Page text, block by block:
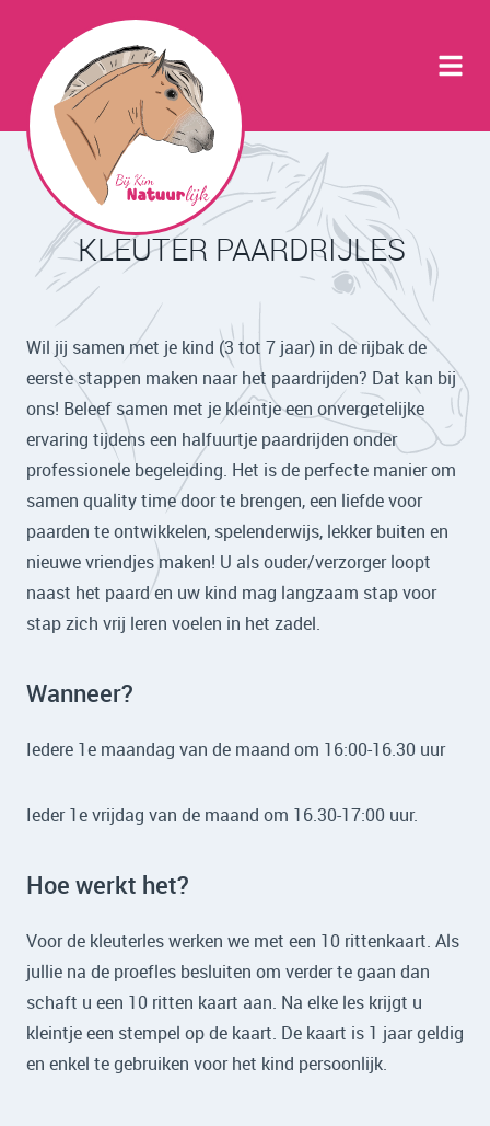
KLEUTER PAARDRIJLES
Wil jij samen met je kind (3 tot 7 jaar) in de rijbak de
eerste stappen maken naar het paardrijden? Dat kan bij
ons! Beleef samen met je kleintje een onvergetelijke
ervaring tijdens een halfuurtje paardrijden onder
professionele begeleiding. Het is de perfecte manier om
samen quality time door te brengen, een liefde voor
paarden te ontwikkelen, spelenderwijs, lekker buiten en
nieuwe vriendjes maken! U als ouder/verzorger loopt
naast het paard en uw kind mag langzaam stap voor
stap zich vrij leren voelen in het zadel.
Wanneer?
Iedere 1e maandag van de maand om 16:00-16.30 uur
Ieder 1e vrijdag van de maand om 16.30-17:00 uur.
Hoe werkt het?
Voor de kleuterles werken we met een 10 rittenkaart. Als
jullie na de proefles besluiten om verder te gaan dan
schaft u een 10 ritten kaart aan. Na elke les krijgt u
kleintje een stempel op de kaart. De kaart is 1 jaar geldig
en enkel te gebruiken voor het kind persoonlijk.